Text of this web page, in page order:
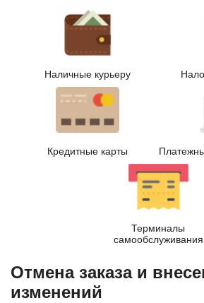
Наличные курьеру
Кредитные карты
Терминалы
самообслуживания
Отмена заказа и
изменений